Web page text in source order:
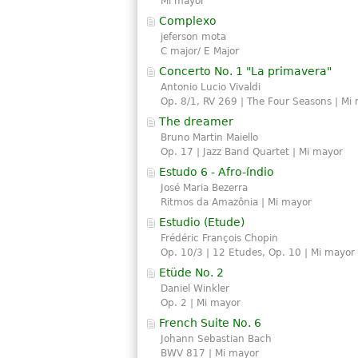
Complexo
jeferson mota
C major/ E Major
Concerto No. 1 "La primavera"
Antonio Lucio Vivaldi
Op. 8/1, RV 269 | The Four Seasons | Mi
The dreamer
Bruno Martin Maiello
Op. 17 | Jazz Band Quartet | Mi mayor
Estudo 6 - Afro-índio
José Maria Bezerra
Ritmos da Amazônia | Mi mayor
Estudio (Etude)
Frédéric François Chopin
Op. 10/3 | 12 Etudes, Op. 10 | Mi mayor
Etüde No. 2
Daniel Winkler
Op. 2 | Mi mayor
French Suite No. 6
Johann Sebastian Bach
BWV 817 | Mi mayor